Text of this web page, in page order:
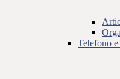
Telefono e